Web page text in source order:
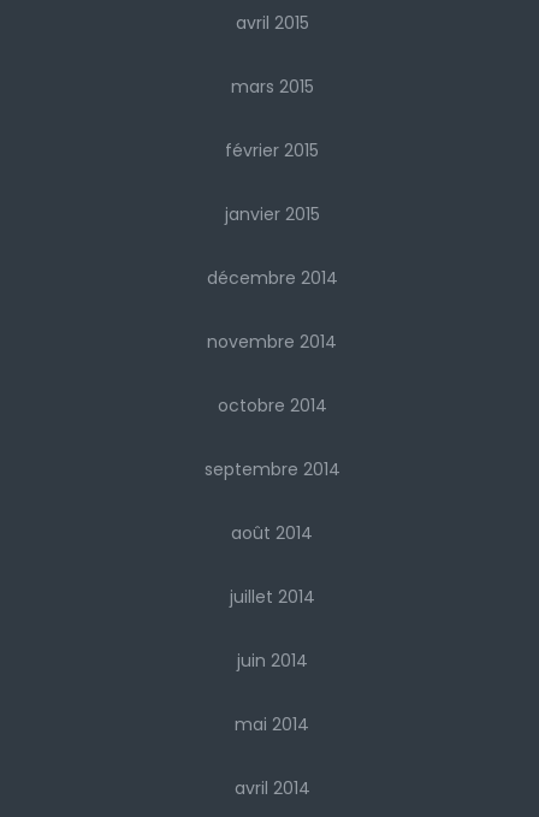
avril 2015
mars 2015
février 2015
janvier 2015
décembre 2014
novembre 2014
octobre 2014
septembre 2014
août 2014
juillet 2014
juin 2014
mai 2014
avril 2014